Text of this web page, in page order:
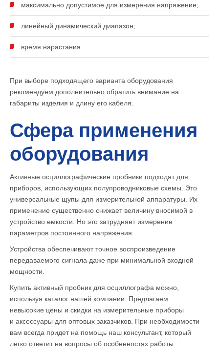
максимально допустимое для измерения напряжение;
линейный динамический диапазон;
время нарастания.
При выборе подходящего варианта оборудования
рекомендуем дополнительно обратить внимание на
габариты изделия и длину его кабеля.
Сфера применения
оборудования
Активные осциллографические пробники подходят для
приборов, использующих полупроводниковые схемы. Это
универсальные щупы для измерительной аппаратуры. Их
применение существенно снижает величину вносимой в
устройство емкости. Но это затрудняет измерение
параметров постоянного напряжения.
Устройства обеспечивают точное воспроизведение
передаваемого сигнала даже при минимальной входной
мощности.
Купить активный пробник для осциллографа можно,
используя каталог нашей компании. Предлагаем
невысокие цены и скидки на измерительные приборы
и аксессуары для оптовых заказчиков. При необходимости
вам всегда придет на помощь наш консультант, который
легко ответит на вопросы об особенностях работы